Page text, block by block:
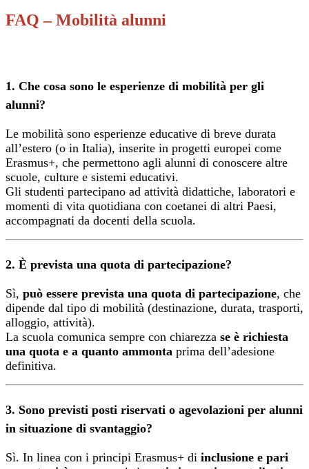
FAQ – Mobilità alunni
1. Che cosa sono le esperienze di mobilità per gli
alunni?
Le mobilità sono esperienze educative di breve durata
all’estero (o in Italia), inserite in progetti europei come
Erasmus+, che permettono agli alunni di conoscere altre
scuole, culture e sistemi educativi.
Gli studenti partecipano ad attività didattiche, laboratori e
momenti di vita quotidiana con coetanei di altri Paesi,
accompagnati da docenti della scuola.
2. È prevista una quota di partecipazione?
Sì, può essere prevista una quota di partecipazione, che
dipende dal tipo di mobilità (destinazione, durata, trasporti,
alloggio, attività).
La scuola comunica sempre con chiarezza se è richiesta
una quota e a quanto ammonta prima dell’adesione
definitiva.
3. Sono previsti posti riservati o agevolazioni per alunni
in situazione di svantaggio?
Sì. In linea con i principi Erasmus+ di inclusione e pari